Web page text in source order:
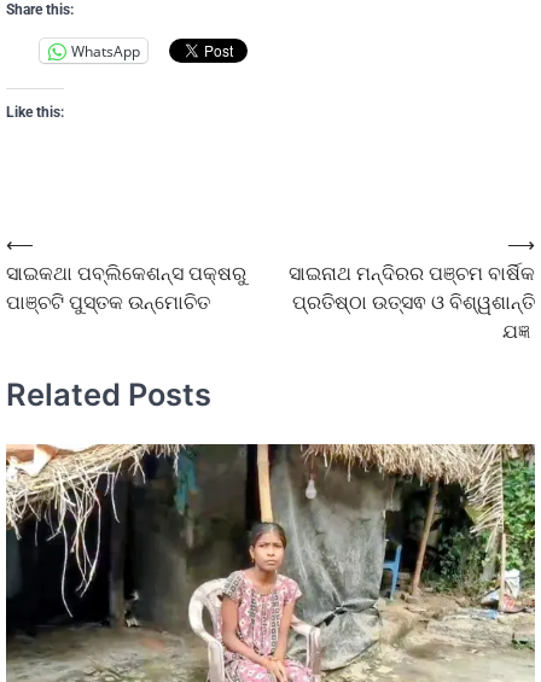
Share this:
WhatsApp
Like this:
⟵
ସାଇକଥା ପବ୍ଲିକେଶନ୍ସ ପକ୍ଷରୁ
ପାଞ୍ଚଟି ପୁସ୍ତକ ଉନ୍ମୋଚିତ
ସାଇନାଥ ମନ୍ଦିରର ପଞ୍ଚମ ବାର୍ଷିକ
ପ୍ରତିଷ୍ଠା ଉତ୍ସଵ ଓ ବିଶ୍ୱଶାନ୍ତି
ଯଜ୍ଞ
⟶
Related Posts